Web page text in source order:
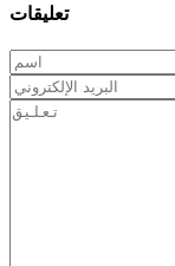
تعليقات